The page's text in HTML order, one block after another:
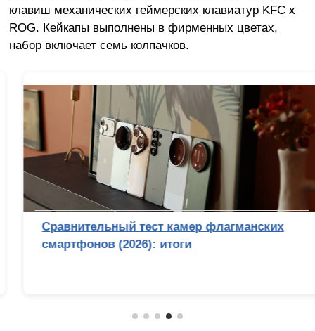
клавиш механических геймерских клавиатур KFC x
ROG. Кейкапы выполнены в фирменных цветах,
набор включает семь колпачков.
Сравнительный тест камер флагманских
смартфонов (2026): итоги